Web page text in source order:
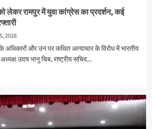
लेकर रामपुर में युवा कांग्रेस का प्रदर्शन, कई
2026
अधिकारों और उन पर कथित अत्याचार के विरोध में भारतीय
उदय भानु चिब, राष्ट्रीय सचिव...